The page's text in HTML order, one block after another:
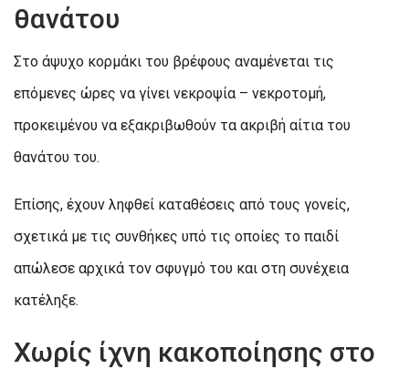
θανάτου
Στο άψυχο κορμάκι του βρέφους αναμένεται τις
επόμενες ώρες να γίνει νεκροψία – νεκροτομή,
προκειμένου να εξακριβωθούν τα ακριβή αίτια του
θανάτου του.
Επίσης, έχουν ληφθεί καταθέσεις από τους γονείς,
σχετικά με τις συνθήκες υπό τις οποίες το παιδί
απώλεσε αρχικά τον σφυγμό του και στη συνέχεια
κατέληξε.
Χωρίς ίχνη κακοποίησης στο